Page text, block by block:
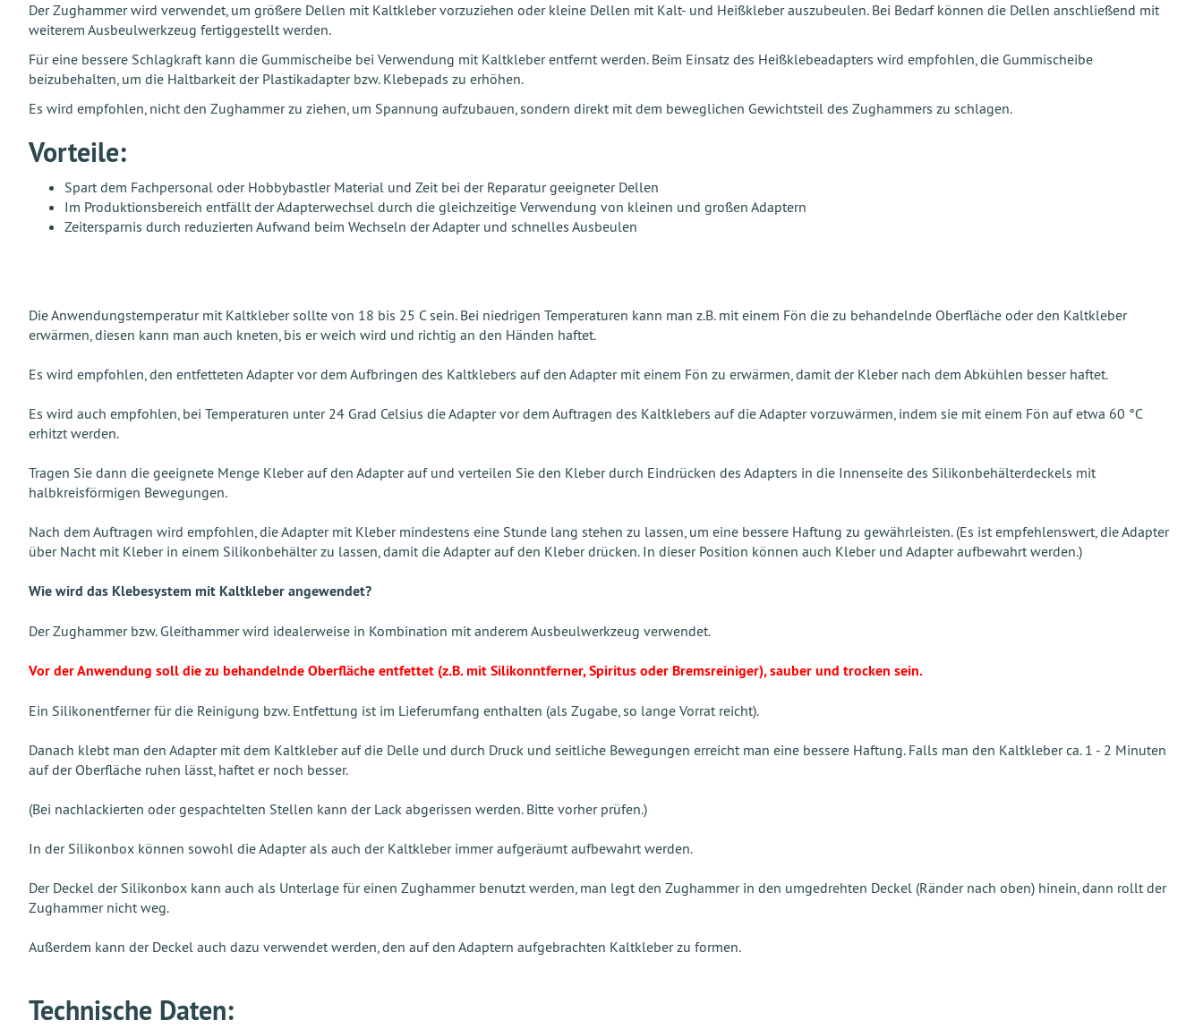
Der Zughammer wird verwendet, um größere Dellen mit Kaltkleber vorzuziehen oder kleine Dellen mit Kalt- und Heißkleber auszubeulen. Bei Bedarf können die Dellen anschließend mit
weiterem Ausbeulwerkzeug fertiggestellt werden.
Für eine bessere Schlagkraft kann die Gummischeibe bei Verwendung mit Kaltkleber entfernt werden. Beim Einsatz des Heißklebeadapters wird empfohlen, die Gummischeibe
beizubehalten, um die Haltbarkeit der Plastikadapter bzw. Klebepads zu erhöhen.
Es wird empfohlen, nicht den Zughammer zu ziehen, um Spannung aufzubauen, sondern direkt mit dem beweglichen Gewichtsteil des Zughammers zu schlagen.
Vorteile:
Spart dem Fachpersonal oder Hobbybastler Material und Zeit bei der Reparatur geeigneter Dellen
Im Produktionsbereich entfällt der Adapterwechsel durch die gleichzeitige Verwendung von kleinen und großen Adaptern
Zeitersparnis durch reduzierten Aufwand beim Wechseln der Adapter und schnelles Ausbeulen
Die Anwendungstemperatur mit Kaltkleber sollte von 18 bis 25 C sein. Bei niedrigen Temperaturen kann man z.B. mit einem Fön die zu behandelnde Oberfläche oder den Kaltkleber
erwärmen, diesen kann man auch kneten, bis er weich wird und richtig an den Händen haftet.
Es wird empfohlen, den entfetteten Adapter vor dem Aufbringen des Kaltklebers auf den Adapter mit einem Fön zu erwärmen, damit der Kleber nach dem Abkühlen besser haftet.
Es wird auch empfohlen, bei Temperaturen unter 24 Grad Celsius die Adapter vor dem Auftragen des Kaltklebers auf die Adapter vorzuwärmen, indem sie mit einem Fön auf etwa 60 °C
erhitzt werden.
Tragen Sie dann die geeignete Menge Kleber auf den Adapter auf und verteilen Sie den Kleber durch Eindrücken des Adapters in die Innenseite des Silikonbehälterdeckels mit
halbkreisförmigen Bewegungen.
Nach dem Auftragen wird empfohlen, die Adapter mit Kleber mindestens eine Stunde lang stehen zu lassen, um eine bessere Haftung zu gewährleisten. (Es ist empfehlenswert, die Adapter
über Nacht mit Kleber in einem Silikonbehälter zu lassen, damit die Adapter auf den Kleber drücken. In dieser Position können auch Kleber und Adapter aufbewahrt werden.)
Wie wird das Klebesystem mit Kaltkleber angewendet?
Der Zughammer bzw. Gleithammer wird idealerweise in Kombination mit anderem Ausbeulwerkzeug verwendet.
Vor der Anwendung soll die zu behandelnde Oberfläche entfettet (z.B. mit Silikonntferner, Spiritus oder Bremsreiniger), sauber und trocken sein.
Ein Silikonentferner für die Reinigung bzw. Entfettung ist im Lieferumfang enthalten (als Zugabe, so lange Vorrat reicht).
Danach klebt man den Adapter mit dem Kaltkleber auf die Delle und durch Druck und seitliche Bewegungen erreicht man eine bessere Haftung. Falls man den Kaltkleber ca. 1 - 2 Minuten
auf der Oberfläche ruhen lässt, haftet er noch besser.
(Bei nachlackierten oder gespachtelten Stellen kann der Lack abgerissen werden. Bitte vorher prüfen.)
In der Silikonbox können sowohl die Adapter als auch der Kaltkleber immer aufgeräumt aufbewahrt werden.
Der Deckel der Silikonbox kann auch als Unterlage für einen Zughammer benutzt werden, man legt den Zughammer in den umgedrehten Deckel (Ränder nach oben) hinein, dann rollt der
Zughammer nicht weg.
Außerdem kann der Deckel auch dazu verwendet werden, den auf den Adaptern aufgebrachten Kaltkleber zu formen.
Technische Daten: